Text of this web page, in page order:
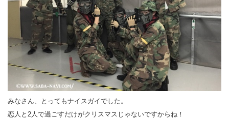
みなさん、とってもナイスガイでした。
恋人と2人で過ごすだけがクリスマスじゃないですからね！